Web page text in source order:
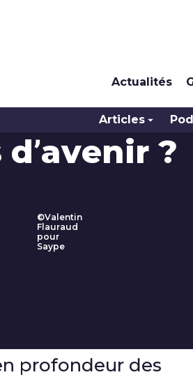
Actualités
Articles
?
©Valentin
Flauraud
pour
Saype
profondeur des